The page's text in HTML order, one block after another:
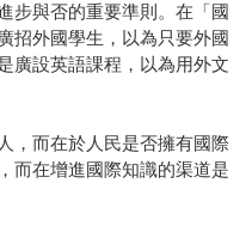
步與否的重要準則。在「國
招外國學生，以為只要外國
廣設英語課程，以為用外文
，而在於人民是否擁有國際
而在增進國際知識的渠道是